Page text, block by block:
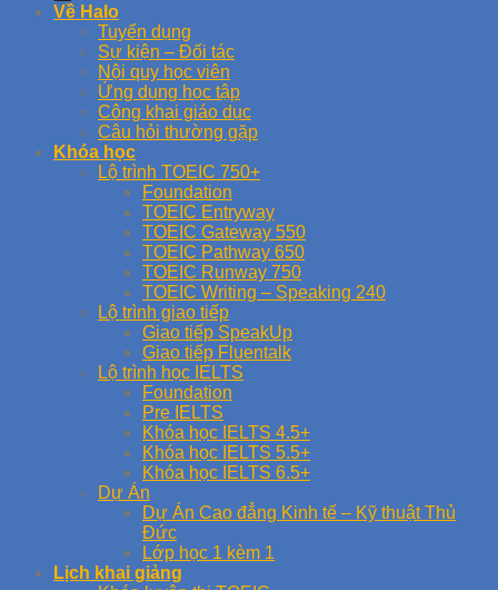
Về Halo
Tuyển dụng
Sự kiện – Đối tác
Nội quy học viên
Ứng dụng học tập
Công khai giáo dục
Câu hỏi thường gặp
Khóa học
Lộ trình TOEIC 750+
Foundation
TOEIC Entryway
TOEIC Gateway 550
TOEIC Pathway 650
TOEIC Runway 750
TOEIC Writing – Speaking 240
Lộ trình giao tiếp
Giao tiếp SpeakUp
Giao tiếp Fluentalk
Lộ trình học IELTS
Foundation
Pre IELTS
Khóa học IELTS 4.5+
Khóa học IELTS 5.5+
Khóa học IELTS 6.5+
Dự Án
Dự Án Cao đẳng Kinh tế – Kỹ thuật Thủ
Đức
Lớp học 1 kèm 1
Lịch khai giảng